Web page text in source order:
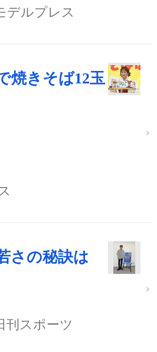
デルプレス
焼きそば12玉
さの秘訣は
刊スポーツ